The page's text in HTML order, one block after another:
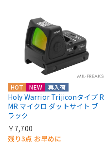
HOT NEW 再入荷
Holy Warrior Trijiconタイプ R
MR マイクロ ダットサイト ブ
ラック
￥7,700
残り3点 お早めに